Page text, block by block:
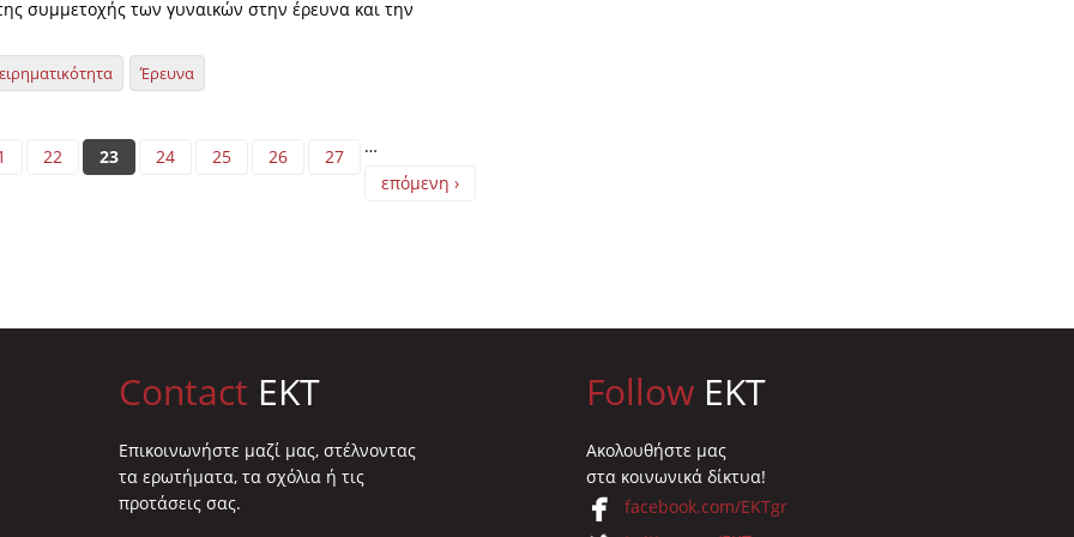
συμμετοχής των γυναικών στην έρευνα και την
Έρευνα
22 23 24 25 26 27
…
επόμενη ›
Contact EKT
Επικοινωνήστε μαζί μας, στέλνοντας
τα ερωτήματα, τα σχόλια ή τις
προτάσεις σας.
Follow EKT
Ακολουθήστε μας
στα κοινωνικά δίκτυα!
facebook.com/EKTgr